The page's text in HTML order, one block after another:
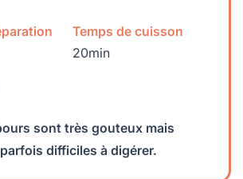
Temps de cuisson
20min
sont très gouteux mais
difficiles à digérer.